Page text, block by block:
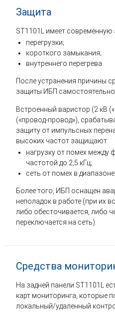
Защита
ST1101L имеет
перегрузки;
короткого замыкания;
внутреннего перегрева.
После устранения причины
защиты ИБП самостоятельно
Встроенный варистор (2 кВ
(«провод-провод»),
защиту от импульсных
высоких частот защищают:
нагрузку от помех между
частотой до 2,5 кГц;
сеть от помех в
Более того, ИБП оснащен
неполадок в работе (при их
либо обесточивается, либо
переключается на сеть).
Средства
На задней панели ST1101L
карт мониторинга, которые
локальный/удаленный